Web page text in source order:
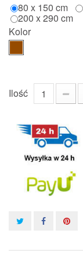
80 x 150 cm
200 x 290 cm
Kolor
Ilość